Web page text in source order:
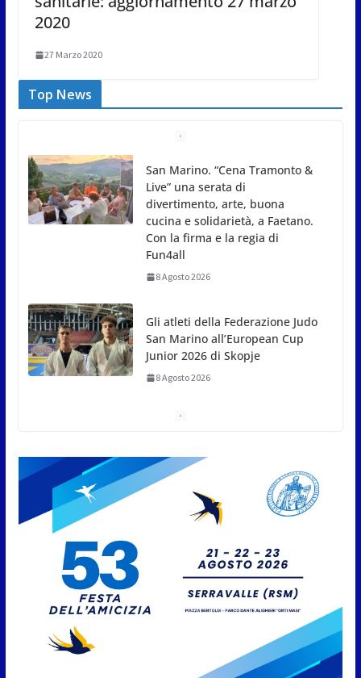
2020
27 Marzo 2020
Top News
Gli atleti della Federazione Judo
San Marino all’European Cup
Junior 2026 di Skopje
8 Agosto 2026
L’arte perde uno dei suoi
Sgattoni
8 Agosto 2026
San Marino Academy.
Femminile: quattro Primavera
aggregate alla Prima Squadra
8 Agosto 2026
San Marino. “Cena Tramonto &
Live” una serata di
cucina e solidarietà, a Faetano.
Con la firma e la regia di